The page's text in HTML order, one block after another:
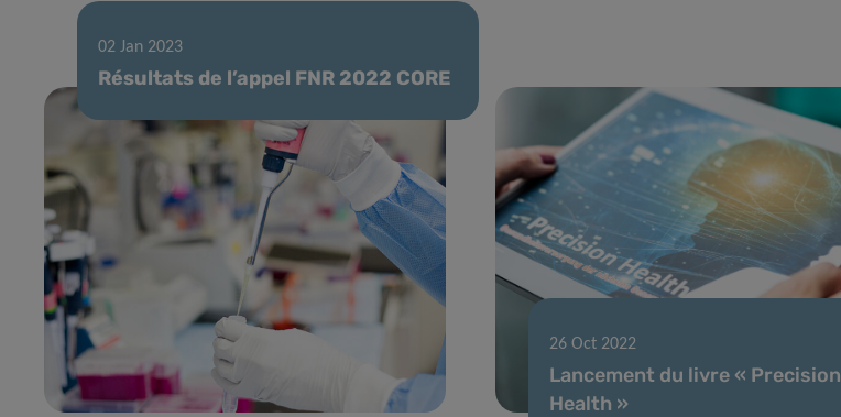
02 Jan 2023
Résultats de l’appel FNR 2022 CORE
26 Oct 2022
Lancement du livre « Precision
Health »